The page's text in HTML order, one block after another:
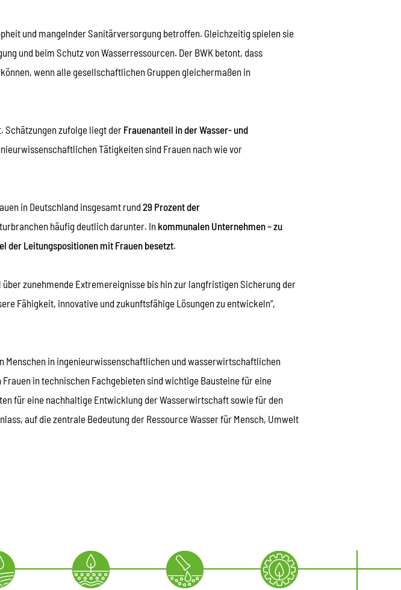
und mangelnder Sanitärversorgung betroffen. Gleichzeitig spielen sie
und beim Schutz von Wasserressourcen. Der BWK betont, dass
wenn alle gesellschaftlichen Gruppen gleichermaßen in
Schätzungen zufolge liegt der Frauenanteil in der Wasser- und
Tätigkeiten sind Frauen nach wie vor
in Deutschland insgesamt rund 29 Prozent der
häufig deutlich darunter. Inkommunalen Unternehmen – zu
der Leitungspositionen mit Frauen besetzt.
zunehmende Extremereignisse bis hin zur langfristigen Sicherung der
Fähigkeit, innovative und zukunftsfähige Lösungen zu entwickeln“,
Menschen in ingenieurwissenschaftlichen und wasserwirtschaftlichen
in technischen Fachgebieten sind wichtige Bausteine für eine
für eine nachhaltige Entwicklung der Wasserwirtschaft sowie für den
auf die zentrale Bedeutung der Ressource Wasser für Mensch, Umwelt